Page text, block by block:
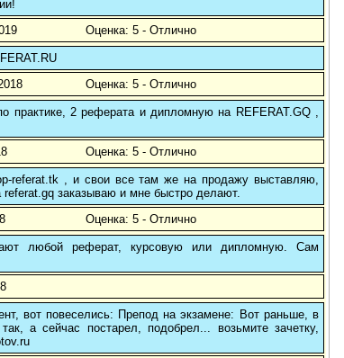
Оценка: 5 - Отлично
Оценка: 5 - Отлично
практике, 2 реферата и дипломную на REFERAT.GQ ,
Оценка: 5 - Отлично
referat.tk , и свои все там же на продажу выставляю,
заказываю и мне быстро делают.
Оценка: 5 - Отлично
любой реферат, курсовую или дипломную. Сам
вот повеселись: Препод на экзамене: Вот раньше, в
а сейчас постарел, подобрел... возьмите зачетку,